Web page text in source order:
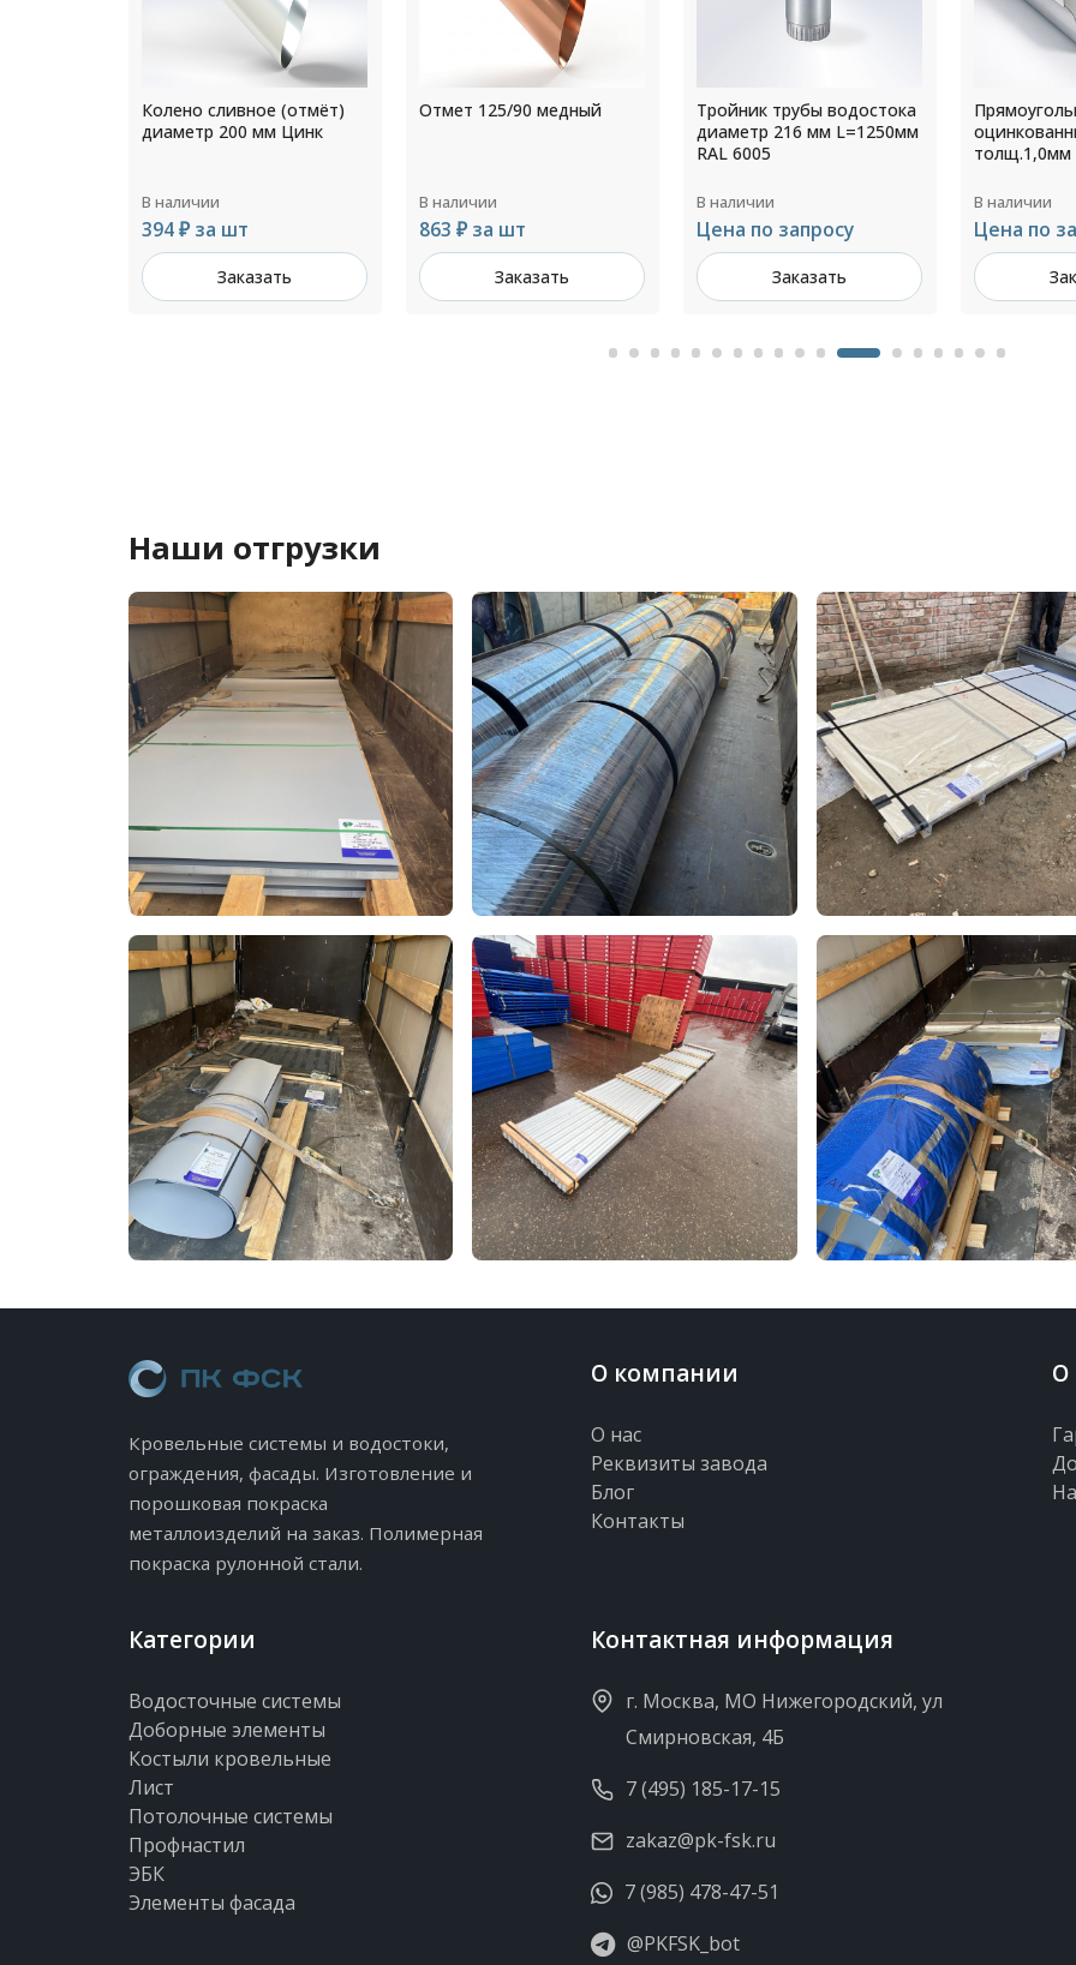
Отмет 125/90 медный
В наличии
863 ₽ за шт
Заказать
Тройник трубы водостока
В наличии
Цена по запросу
Заказать
Прямоугольный водосток
оцинкованный 355х27
толщ.1,0мм RAL 9002
В наличии
Цена по запросу
Заказать
Крепление
сендвич
110 мм RAL
В наличии
152 ₽ за
Наши отгрузки
Кровельные системы и водостоки,
ограждения, фасады. Изготовление и
порошковая покраска
металлоизделий на заказ. Полимерная
покраска рулонной стали.
О компании
О нас
Реквизиты завода
Блог
Контакты
О
Категории
Водосточные системы
Доборные элементы
Костыли кровельные
Лист
Потолочные системы
Профнастил
ЭБК
Элементы фасада
Контактная информация
г. Москва, МО Нижегородский, ул
Смирновская, 4Б
7 (495) 185-17-15
zakaz@pk-fsk.ru
7 (985) 478-47-51
@PKFSK_bot